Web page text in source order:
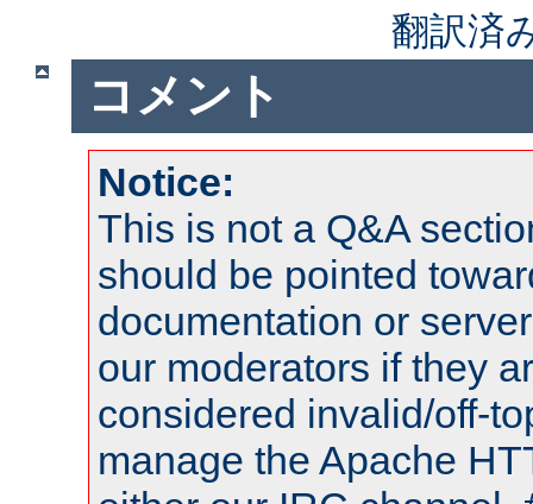
翻訳済
コメント
Notice:
This is not a Q&A
should be pointed
documentation or
our moderators if they
considered invalid/off-
manage the Apache